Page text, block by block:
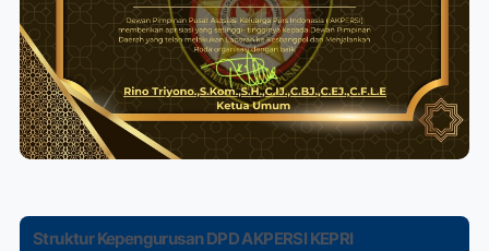
Struktur Kepengurusan DPD AKPERSI KEPRI